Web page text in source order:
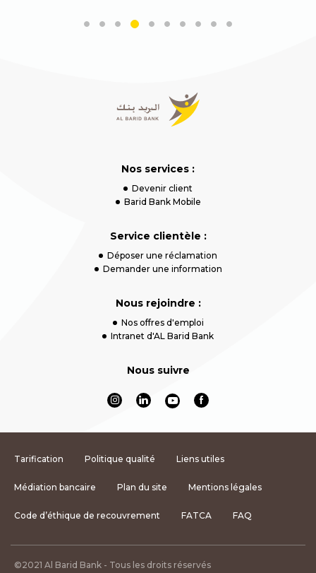
Nos services :
Devenir client
Barid Bank Mobile
Service clientèle :
Déposer une réclamation
Demander une information
Nous rejoindre :
Nos offres d'emploi
Intranet d'AL Barid Bank
Nous suivre
Tarification Politique qualité Liens utiles
Médiation bancaire Plan du site Mentions légales
Code d’éthique de recouvrement FATCA FAQ
©2021 Al Barid Bank - Tous les droits réservés